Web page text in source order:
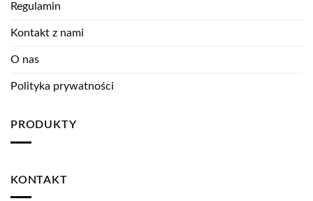
Regulamin
Kontakt z nami
O nas
Polityka prywatności
PRODUKTY
KONTAKT